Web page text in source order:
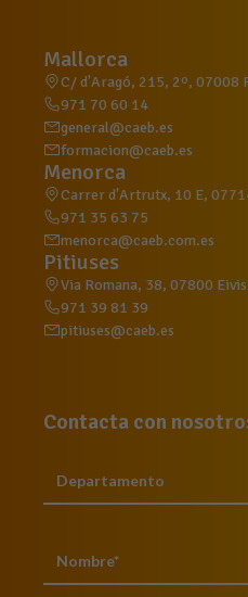
Mallorca
C/ d'Aragó, 215, 2º, 07008
971 70 60 14
general@caeb.es
formacion@caeb.es
Menorca
Carrer d'Artrutx, 10 E,
971 35 63 75
menorca@caeb.com.es
Pitiuses
Via Romana, 38, 07800
971 39 81 39
pitiuses@caeb.es
Contacta con